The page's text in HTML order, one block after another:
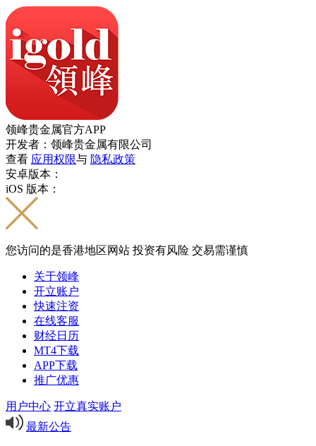
领峰贵金属官方APP
开发者：领峰贵金属有限公司
查看 应用权限与 隐私政策
安卓版本：
iOS 版本：
您访问的是香港地区网站 投资有风险 交易需谨慎
关于领峰
开立账户
快速注资
在线客服
财经日历
MT4下载
APP下载
推广优惠
用户中心 开立真实账户
最新公告